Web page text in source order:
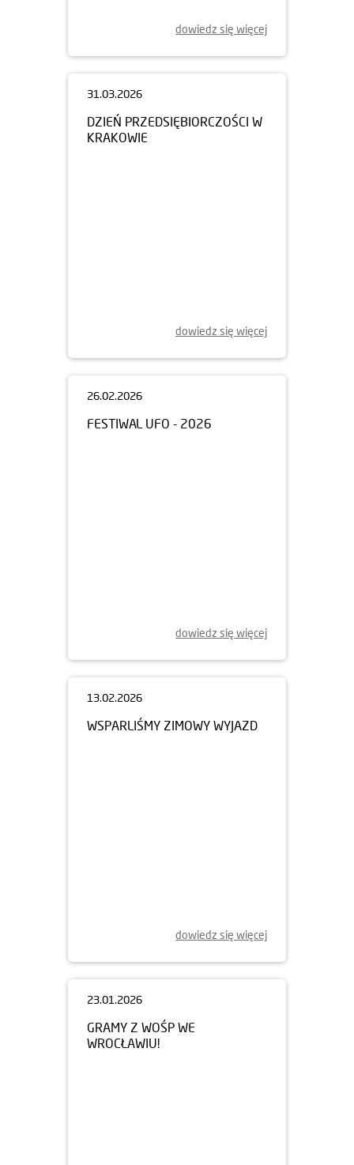
dowiedz się więcej
31.03.2026
DZIEŃ PRZEDSIĘBIORCZOŚCI W
KRAKOWIE
dowiedz się więcej
26.02.2026
FESTIWAL UFO - 2026
dowiedz się więcej
13.02.2026
WSPARLIŚMY ZIMOWY WYJAZD
dowiedz się więcej
23.01.2026
GRAMY Z WOŚP WE
WROCŁAWIU!